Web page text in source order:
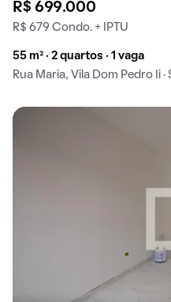
R$ 699.000
R$ 679 Condo. + IPTU
55 m² · 2 quartos · 1 vaga
Rua Maria, Vila Dom Pedro Ii ·